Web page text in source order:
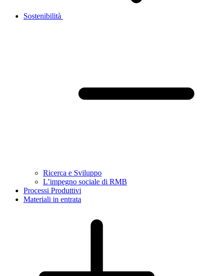
Sostenibilità
Ricerca e Sviluppo
L’impegno sociale di RMB
Processi Produttivi
Materiali in entrata